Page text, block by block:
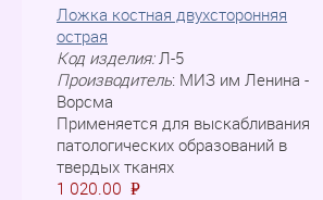
Ложка костная двухсторонняя
острая
Код изделия: Л-5
Производитель: МИЗ им Ленина -
Ворсма
Применяется для выскабливания
патологических образований в
твердых тканях
1 020.00
=
P